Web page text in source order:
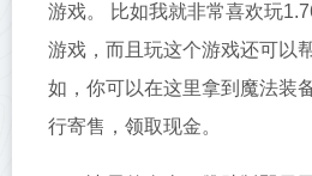
游戏。 比如我就非常喜欢玩
游戏，而且玩这个游戏还可以
如，你可以在这里拿到魔法装
行寄售，领取现金。